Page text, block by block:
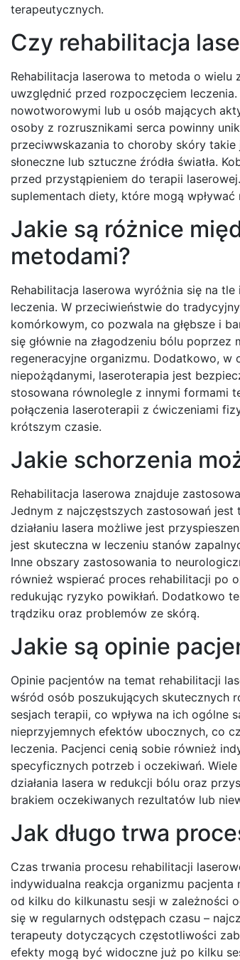
terapeutycznych.
Czy rehabilitacja
Rehabilitacja laserowa to metoda o
uwzględnić przed rozpoczęciem
nowotworowymi lub u osób mających
osoby z rozrusznikami serca powinny
przeciwwskazania to choroby skóry takie
słoneczne lub sztuczne źródła światła.
przed przystąpieniem do terapii
suplementach diety, które mogą
Jakie są różnice
metodami?
Rehabilitacja laserowa wyróżnia się na
leczenia. W przeciwieństwie do
komórkowym, co pozwala na głębsze i
się głównie na złagodzeniu bólu
regeneracyjne organizmu. Dodatkowo,
niepożądanymi, laseroterapia jest
stosowana równolegle z innymi formami
połączenia laseroterapii z ćwiczeniami
krótszym czasie.
Jakie schorzenia
Rehabilitacja laserowa znajduje
Jednym z najczęstszych zastosowań jest
działaniu lasera możliwe jest
jest skuteczna w leczeniu stanów
Inne obszary zastosowania to
również wspierać proces rehabilitacji po
redukując ryzyko powikłań. Dodatkowo
trądziku oraz problemów ze skórą.
Jakie są opinie
Opinie pacjentów na temat rehabilitacji
wśród osób poszukujących skutecznych
sesjach terapii, co wpływa na ich
nieprzyjemnych efektów ubocznych, co
leczenia. Pacjenci cenią sobie również
specyficznych potrzeb i oczekiwań.
działania lasera w redukcji bólu oraz
brakiem oczekiwanych rezultatów lub
Jak długo trwa
Czas trwania procesu rehabilitacji
indywidualna reakcja organizmu
od kilku do kilkunastu sesji w zależności
się w regularnych odstępach czasu –
terapeuty dotyczących częstotliwości
efekty mogą być widoczne już po kilku